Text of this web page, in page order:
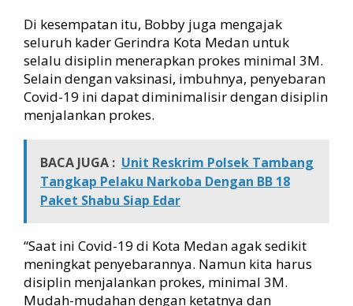
Di kesempatan itu, Bobby juga mengajak
seluruh kader Gerindra Kota Medan untuk
selalu disiplin menerapkan prokes minimal 3M.
Selain dengan vaksinasi, imbuhnya, penyebaran
Covid-19 ini dapat diminimalisir dengan disiplin
menjalankan prokes.
BACA JUGA : Unit Reskrim Polsek Tambang
Tangkap Pelaku Narkoba Dengan BB 18
Paket Shabu Siap Edar
“Saat ini Covid-19 di Kota Medan agak sedikit
meningkat penyebarannya. Namun kita harus
disiplin menjalankan prokes, minimal 3M.
Mudah-mudahan dengan ketatnya dan